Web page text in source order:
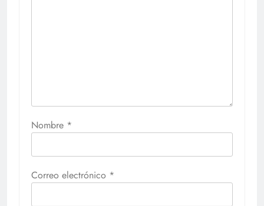
Nombre *
Correo electrónico *